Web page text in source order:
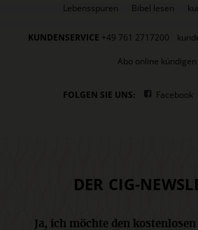
Lebensspuren
Bibel lesen
KUNDENSERVICE +49 761 2717200
Abo online kündigen
FOLGEN SIE UNS: Facebook
DER CIG-
Ja, ich möchte den